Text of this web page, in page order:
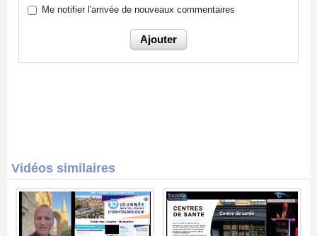
Vidéos similaires
Me notifier l'arrivée de nouveaux commentaires